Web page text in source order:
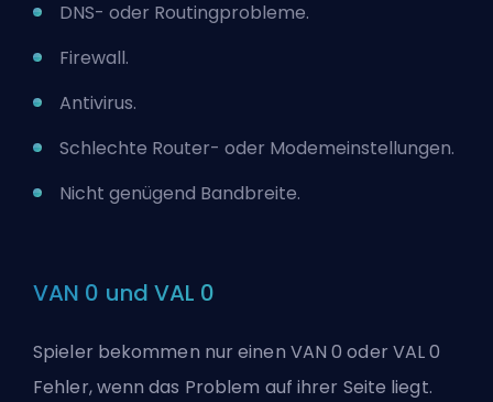
DNS- oder Routingprobleme.
Firewall.
Antivirus.
Schlechte Router- oder Modemeinstellungen.
Nicht genügend Bandbreite.
VAN 0 und VAL 0
Spieler bekommen nur einen VAN 0 oder VAL 0
Fehler, wenn das Problem auf ihrer Seite liegt.